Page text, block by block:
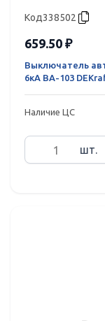
Код338502
659.50 ₽
Выключатель
6кА ВА-103
Наличие ЦС
шт.